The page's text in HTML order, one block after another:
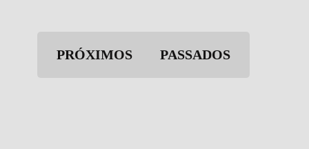
PRÓXIMOS PASSADOS